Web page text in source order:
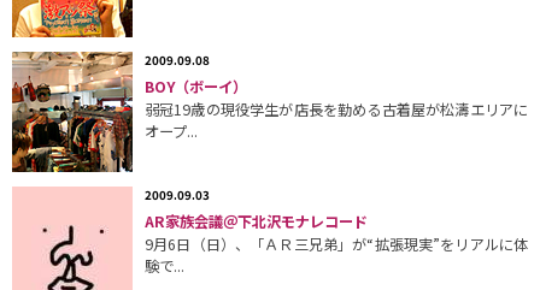
2009.09.08
BOY（ボーイ）
弱冠19歳の現役学生が店長を勤める古着屋が松濤エリアに
オープ...
2009.09.03
AR家族会議＠下北沢モナレコード
9月6日（日）、「ＡＲ三兄弟」が“拡張現実”をリアルに体
験で...